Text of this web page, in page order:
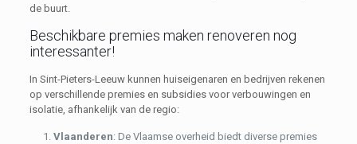
de buurt.
Beschikbare premies maken renoveren nog
interessanter!
In Sint-Pieters-Leeuw kunnen huiseigenaren en bedrijven rekenen
op verschillende premies en subsidies voor verbouwingen en
isolatie, afhankelijk van de regio:
Vlaanderen: De Vlaamse overheid biedt diverse premies